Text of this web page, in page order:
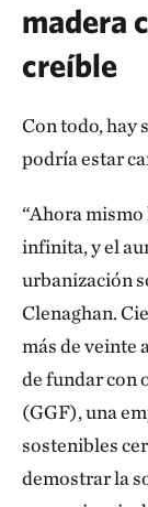
madera
creíble
Con todo, hay
podría estar
“Ahora mismo
infinita, y el
urbanización
Clenaghan.
más de veinte
de fundar con
(GGF), una
sostenibles
demostrar la